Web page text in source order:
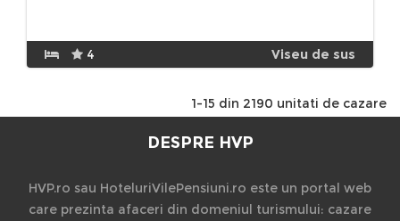
4 Viseu de sus
1-15 din 2190 unitati de cazare
DESPRE HVP
HVP.ro sau HoteluriVilePensiuni.ro este un portal web
care prezinta afaceri din domeniul turismului: cazare